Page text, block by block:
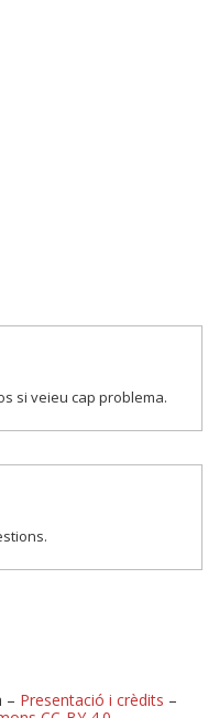
si veieu cap problema.
– Presentació i crèdits –